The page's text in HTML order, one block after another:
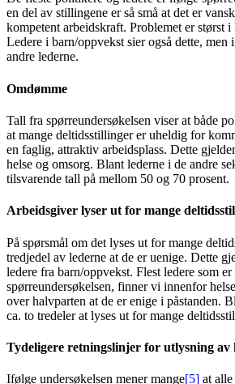
en del av stillingene er så små at det er
kompetent arbeidskraft. Problemet er størst i
Ledere i barn/oppvekst sier også dette, men
andre lederne.
Omdømme
Tall fra spørreundersøkelsen viser at både
at mange deltidsstillinger er uheldig for
en faglig, attraktiv arbeidsplass. Dette
helse og omsorg. Blant lederne i de andre
tilsvarende tall på mellom 50 og 70 prosent.
Arbeidsgiver lyser ut for mange
På spørsmål om det lyses ut for mange
tredjedel av lederne at de er uenige. Dette
ledere fra barn/oppvekst. Flest ledere som
spørreundersøkelsen, finner vi innenfor
over halvparten at de er enige i påstanden.
ca. to tredeler at lyses ut for mange
Tydeligere retningslinjer for utlysning av
Ifølge undersøkelsen mener mange[5] at